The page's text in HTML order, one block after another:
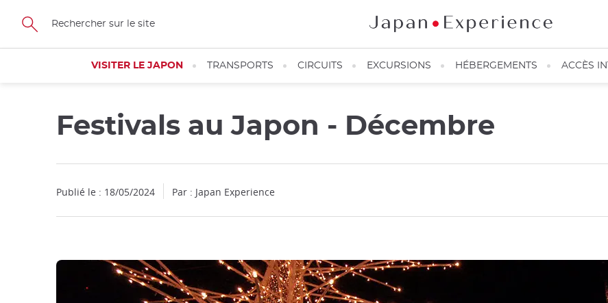
Skip
main
VISITER LE JAPON TRANSPORTS CIRCUITS EXCURSIONS HÉBERGEMENTS ACCÈS
Festivals au Japon - Décembre
Publié le : 18/05/2024 Par : Japan Experience